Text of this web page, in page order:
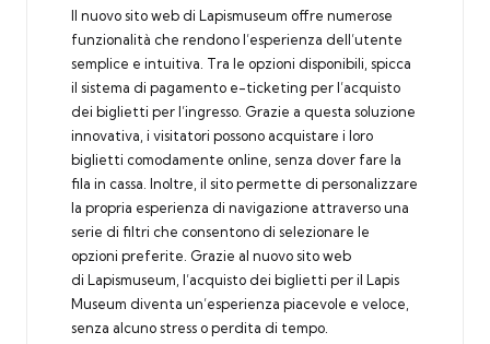
Il nuovo sito web di Lapismuseum offre numerose
funzionalità che rendono l’esperienza dell’utente
semplice e intuitiva. Tra le opzioni disponibili, spicca
il sistema di pagamento e-ticketing per l’acquisto
dei biglietti per l’ingresso. Grazie a questa soluzione
innovativa, i visitatori possono acquistare i loro
biglietti comodamente online, senza dover fare la
fila in cassa. Inoltre, il sito permette di personalizzare
la propria esperienza di navigazione attraverso una
serie di filtri che consentono di selezionare le
opzioni preferite. Grazie al nuovo sito web
di Lapismuseum, l’acquisto dei biglietti per il Lapis
Museum diventa un’esperienza piacevole e veloce,
senza alcuno stress o perdita di tempo.